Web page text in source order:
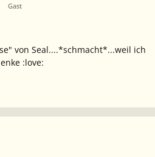
Gast
von Seal....*schmacht*...weil ich
:love: